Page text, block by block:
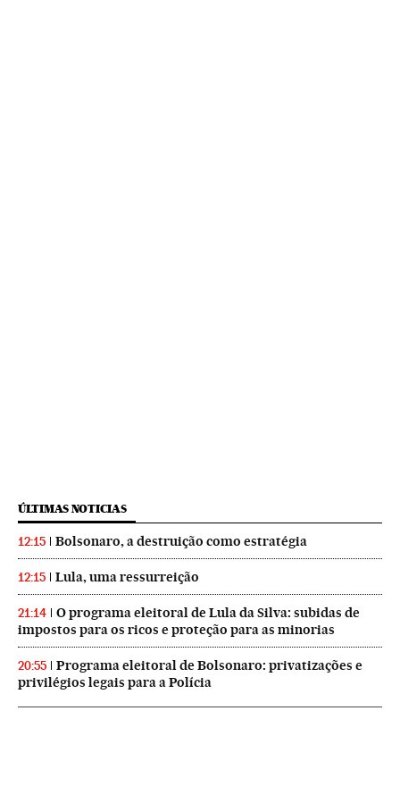
ÚLTIMAS NOTICIAS
12:15 Bolsonaro, a destruição como estratégia
12:15 Lula, uma ressurreição
21:14
O programa eleitoral de Lula da Silva: subidas de
impostos para os ricos e proteção para as minorias
20:55
Programa eleitoral de Bolsonaro: privatizações e
privilégios legais para a Polícia